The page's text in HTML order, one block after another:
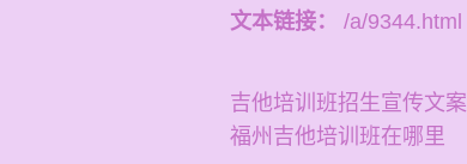
文本链接：
/a/9344.html
吉他培训班招生宣传文案
福州吉他培训班在哪里